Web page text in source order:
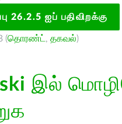
26.2.5 ஐப் பதிவிறக்கு
(தொரண்ட் , தகவல்)
இல்